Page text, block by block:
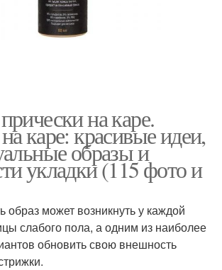
на каре.
каре: красивые идеи,
образы и
укладки (115 фото и
может возникнуть у каждой
слабого пола, а одним из наиболее
обновить свою внешность